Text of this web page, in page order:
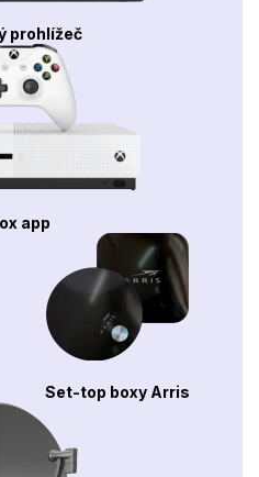
prohlížeč
app
Set-top boxy Arris